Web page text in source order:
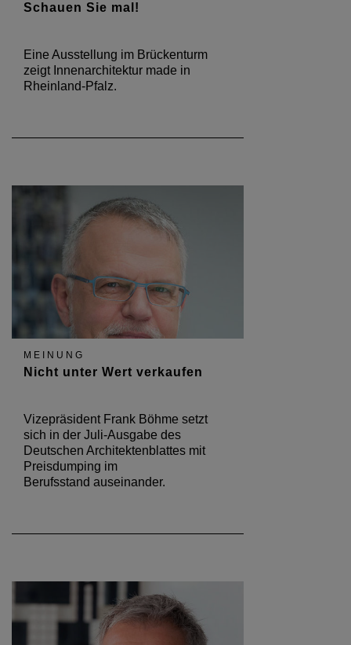
Schauen Sie mal!
Eine Ausstellung im Brückenturm
zeigt Innenarchitektur made in
Rheinland-Pfalz.
MEINUNG
Nicht unter Wert verkaufen
Vizepräsident Frank Böhme setzt
sich in der Juli-Ausgabe des
Deutschen Architektenblattes mit
Preisdumping im
Berufsstand auseinander.